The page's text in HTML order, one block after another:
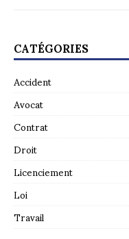
CATÉGORIES
Accident
Avocat
Contrat
Droit
Licenciement
Loi
Travail